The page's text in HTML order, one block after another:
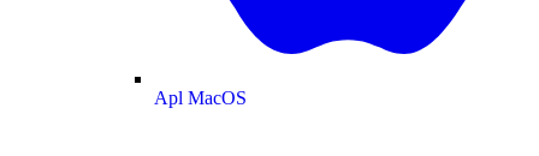
Apl MacOS